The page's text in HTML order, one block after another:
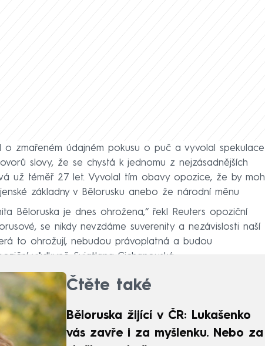
o zmařeném údajném pokusu o puč a vyvolal spekulace
slovy, že se chystá k jednomu z nejzásadnějších
už téměř 27 let. Vyvolal tím obavy opozice, že by mohl
základny v Bělorusku anebo že národní měnu
Běloruska je dnes ohrožena,“ řekl Reuters opoziční
se nikdy nevzdáme suverenity a nezávislosti naší
to ohrožují, nebudou právoplatná a budou
vůdkyně Svjatlana Cichanouská.
Čtěte také
Běloruska žijící v ČR: Lukašenko
vás zavře i za myšlenku. Nebo za